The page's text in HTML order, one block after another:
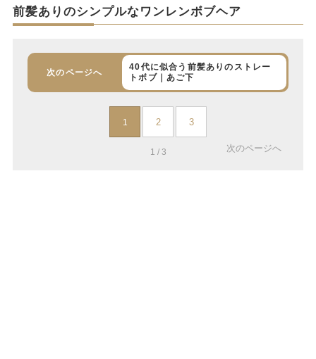
前髪ありのシンプルなワンレンボブヘア
次のページへ
40代に似合う前髪ありのストレー
トボブ｜あご下
1 2 3
1 / 3 次のページへ